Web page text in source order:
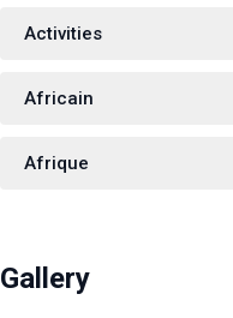
Activities
Africain
Afrique
Gallery